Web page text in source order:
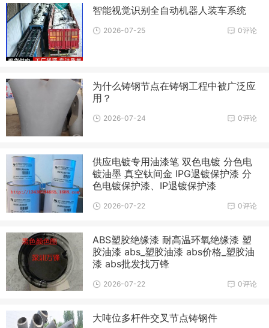
智能视觉识别全自动机器人装车系统
0评论
2026-07-25
为什么铸钢节点在铸钢工程中被广泛应
用？
0评论
2026-07-24
供应电镀专用油漆笔 双色电镀 分色电
镀油墨 真空钛间金 IPG退镀保护漆 分
色电镀保护漆、IP退镀保护漆
0评论
2026-07-22
ABS塑胶绝缘漆 耐高温环氧绝缘漆 塑
胶油漆 abs_塑胶油漆 abs价格_塑胶油
漆 abs批发找万锋
0评论
2026-07-22
大吨位多杆件交叉节点铸钢件